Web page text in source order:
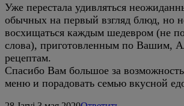
Уже перестала удивляться
обычных на первый взгляд блюд, но
восхищаться каждым шедевром (не
слова), приготовленным по Вашим,
рецептам.
Спасибо Вам большое за возможность
меню и порадовать семью вкусной